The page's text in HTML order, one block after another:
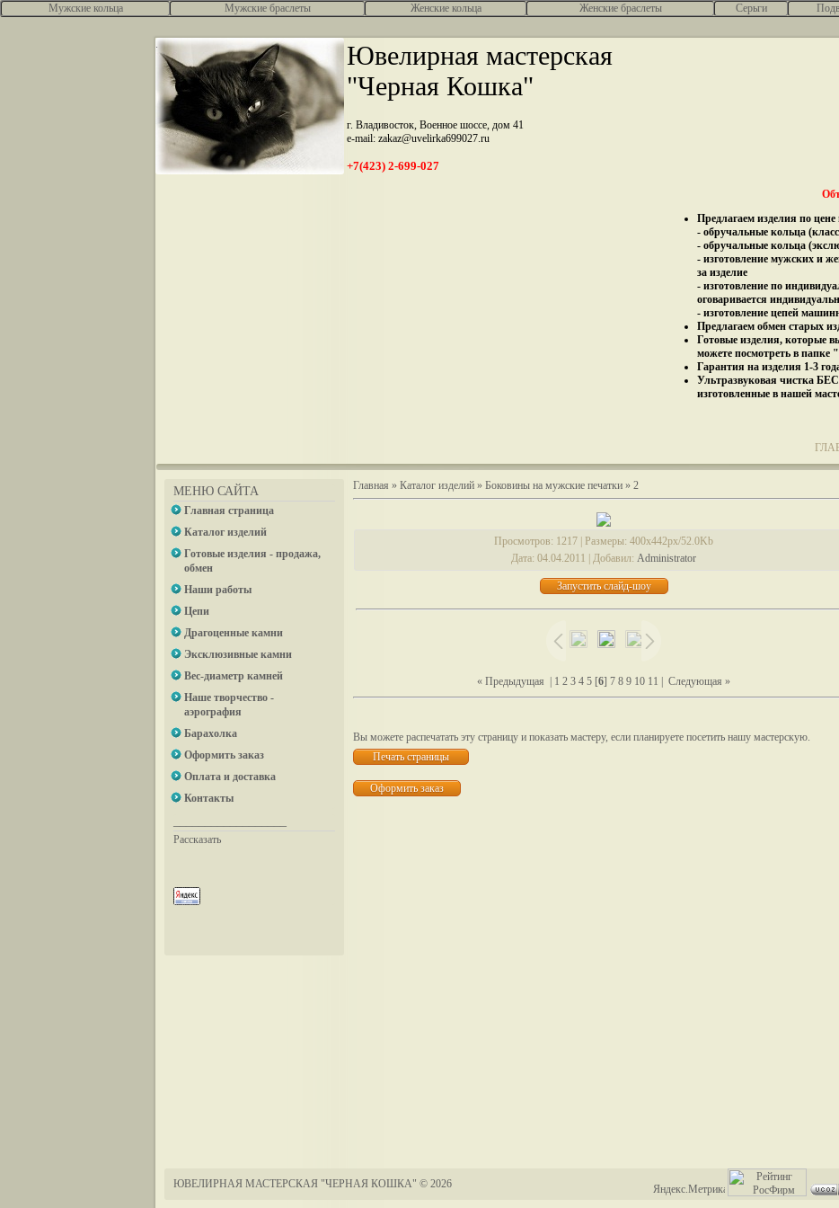
Мужские кольца Мужские браслеты Женcкие кольца Женские браслеты Серьги
.
Ювелирная мастерская
"Черная Кошка"
г. Владивосток, Военное шоссе, дом 41
e-mail: zakaz@uvelirka699027.ru
+7(423) 2-699-027
Предлагаем изделия по цене
- обручальные кольца
- обручальные кольца
- изготовление мужских и
за изделие
- изготовление по
оговаривается
- изготовление цепей
Предлагаем обмен старых
Готовые изделия, которые
можете посмотреть в папке
Гарантия на изделия 1-3
Ультразвуковая чистка
изготовленные в нашей
МЕНЮ САЙТА
Главная страница
Каталог изделий
Готовые изделия - продажа,
обмен
Наши работы
Цепи
Драгоценные камни
Эксклюзивные камни
Вес-диаметр камней
Наше творчество -
аэрография
Барахолка
Оформить заказ
Оплата и доставка
Контакты
Рассказать
Главная » Каталог изделий » Боковины на мужские печатки » 2
Просмотров: 1217 | Размеры: 400x442px/52.0Kb
Дата: 04.04.2011 | Добавил: Administrator
« Предыдущая 1 2 3 4 5 [6] 7 8 9 10 11 Следующая »
Вы можете распечатать эту страницу и показать мастеру, если планируете посетить нашу мастерскую.
ЮВЕЛИРНАЯ МАСТЕРСКАЯ "ЧЕРНАЯ КОШКА" © 2026